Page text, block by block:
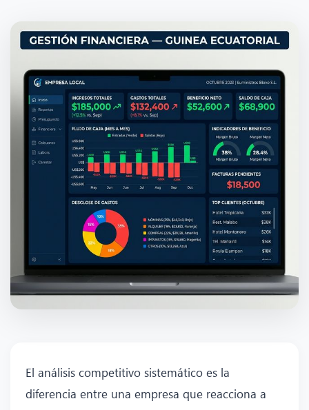
El análisis competitivo sistemático es la
diferencia entre una empresa que reacciona a